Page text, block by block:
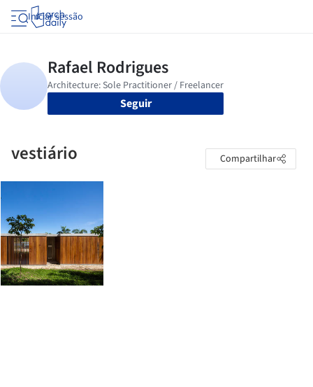
Iniciar sessão
Seguir
vestiário Compartilhar